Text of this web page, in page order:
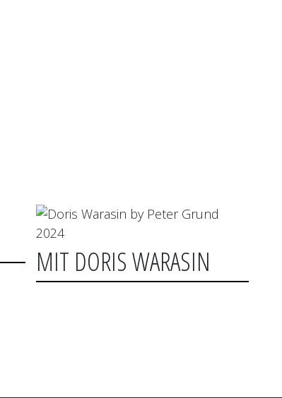
MIT DORIS WARASIN